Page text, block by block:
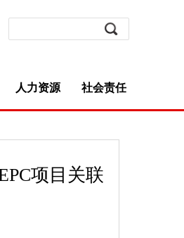
人力资源 社会责任
项目关联